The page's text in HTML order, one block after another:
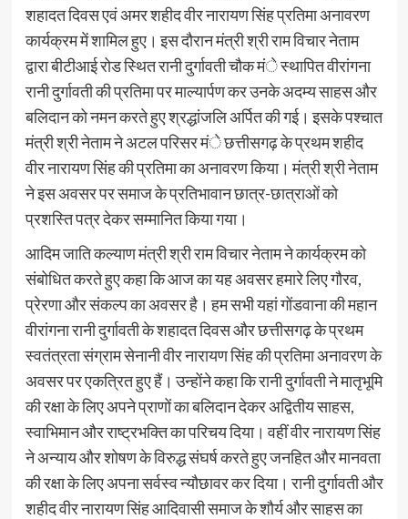
शहादत दिवस एवं अमर शहीद वीर नारायण सिंह प्रतिमा अनावरण
कार्यक्रम में शामिल हुए। इस दौरान मंत्री श्री राम विचार नेताम
द्वारा बीटीआई रोड स्थित रानी दुर्गावती चौक मंे स्थापित वीरांगना
रानी दुर्गावती की प्रतिमा पर माल्यार्पण कर उनके अदम्य साहस और
बलिदान को नमन करते हुए श्रद्धांजलि अर्पित की गई। इसके पश्चात
मंत्री श्री नेताम ने अटल परिसर मंे छत्तीसगढ़ के प्रथम शहीद
वीर नारायण सिंह की प्रतिमा का अनावरण किया। मंत्री श्री नेताम
ने इस अवसर पर समाज के प्रतिभावान छात्र-छात्राओं को
प्रशस्ति पत्र देकर सम्मानित किया गया।
आदिम जाति कल्याण मंत्री श्री राम विचार नेताम ने कार्यक्रम को
संबोधित करते हुए कहा कि आज का यह अवसर हमारे लिए गौरव,
प्रेरणा और संकल्प का अवसर है। हम सभी यहां गोंडवाना की महान
वीरांगना रानी दुर्गावती के शहादत दिवस और छत्तीसगढ़ के प्रथम
स्वतंत्रता संग्राम सेनानी वीर नारायण सिंह की प्रतिमा अनावरण के
अवसर पर एकत्रित हुए हैं। उन्होंने कहा कि रानी दुर्गावती ने मातृभूमि
की रक्षा के लिए अपने प्राणों का बलिदान देकर अद्वितीय साहस,
स्वाभिमान और राष्ट्रभक्ति का परिचय दिया। वहीं वीर नारायण सिंह
ने अन्याय और शोषण के विरुद्ध संघर्ष करते हुए जनहित और मानवता
की रक्षा के लिए अपना सर्वस्व न्यौछावर कर दिया। रानी दुर्गावती और
शहीद वीर नारायण सिंह आदिवासी समाज के शौर्य और साहस का